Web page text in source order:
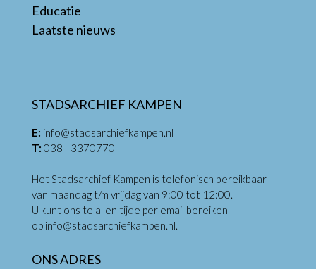
Educatie
Laatste nieuws
STADSARCHIEF KAMPEN
E: info@stadsarchiefkampen.nl
T: 038 - 3370770
Het Stadsarchief Kampen is telefonisch bereikbaar
van maandag t/m vrijdag van 9:00 tot 12:00.
U kunt ons te allen tijde per email bereiken
op info@stadsarchiefkampen.nl.
ONS ADRES